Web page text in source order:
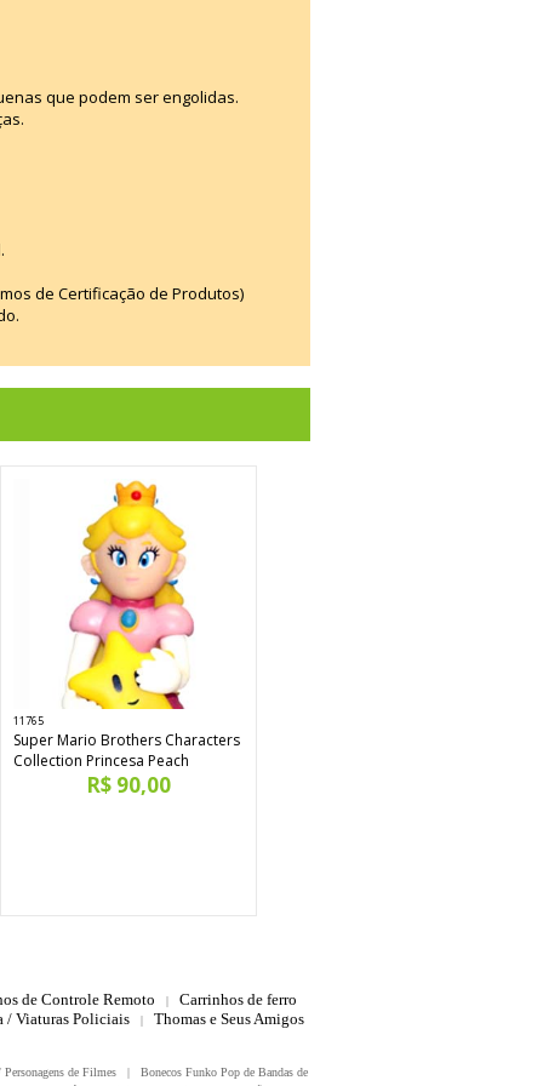
que podem ser engolidas.
de Certificação de Produtos)
11765
Super Mario Brothers Characters
Collection Princesa Peach
R$ 90,00
de Controle Remoto |
Carrinhos de ferro
/ Viaturas Policiais |
Thomas e Seus Amigos
de Filmes |
Bonecos Funko Pop de Bandas de